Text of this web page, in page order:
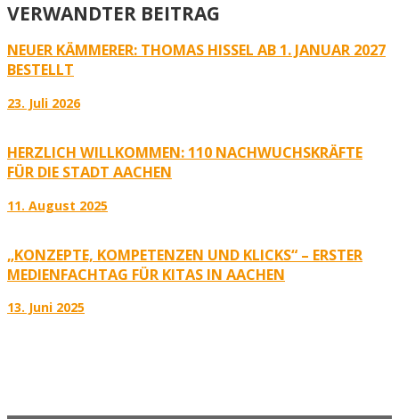
VERWANDTER BEITRAG
NEUER KÄMMERER: THOMAS HISSEL AB 1. JANUAR 2027
BESTELLT
23. Juli 2026
HERZLICH WILLKOMMEN: 110 NACHWUCHSKRÄFTE
FÜR DIE STADT AACHEN
11. August 2025
„KONZEPTE, KOMPETENZEN UND KLICKS“ – ERSTER
MEDIENFACHTAG FÜR KITAS IN AACHEN
13. Juni 2025